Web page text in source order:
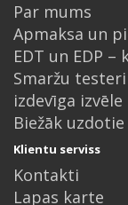
Par mums
Apmaksa un
EDT un EDP
Smaržu
izdevīga izvēle
Biežāk
Klientu serviss
Kontakti
Lapas karte